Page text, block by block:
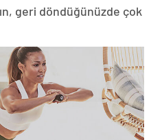
geri döndüğünüzde çok